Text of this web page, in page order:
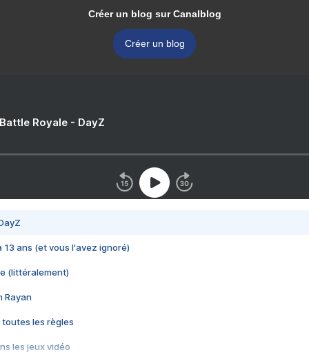
Créer un blog sur Canalblog
Créer un blog
Royale - DayZ
13 ans (et vous l'avez ignoré)
(littéralement)
Rayan
toutes les règles
les jeux vidéo